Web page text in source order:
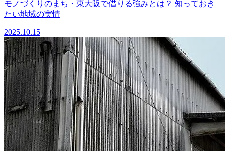
モノづくりのまち・東大阪で借りる強みとは？ 知っておき
たい地域の実情
2025.10.15